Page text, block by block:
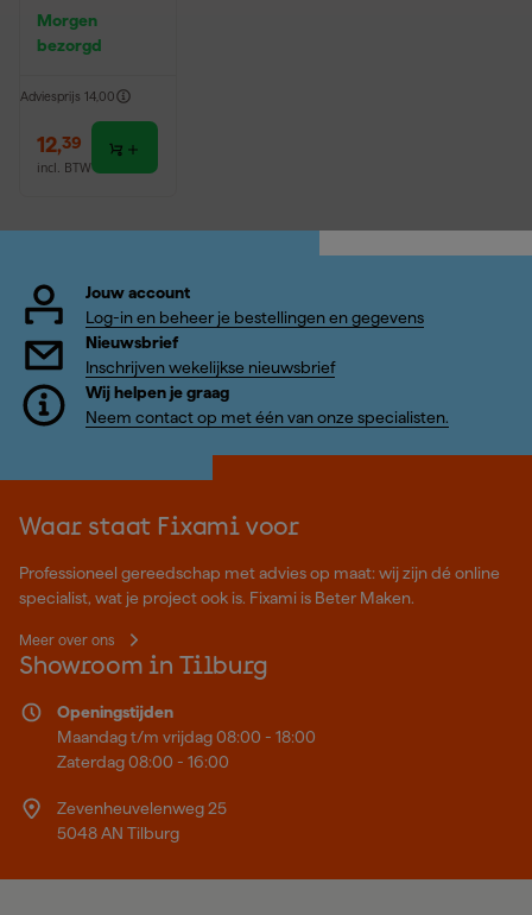
d - 16Gauge -
32mm
Morgen
bezorgd
Adviesprijs 14,00
12,39
incl. BTW
Jouw account
Log-in en beheer je bestellingen en gegevens
Nieuwsbrief
Inschrijven wekelijkse nieuwsbrief
Wij helpen je graag
Neem contact op met één van onze specialisten.
Waar staat Fixami voor
Professioneel gereedschap met advies op maat: wij zijn dé online
specialist, wat je project ook is. Fixami is Beter Maken.
Meer over ons
Showroom in Tilburg
Openingstijden
Maandag t/m vrijdag 08:00 - 18:00
Zaterdag 08:00 - 16:00
Zevenheuvelenweg 25
5048 AN Tilburg